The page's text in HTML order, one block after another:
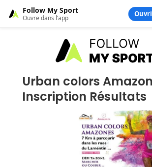
Urban colors
Inscription Résultats
Follow My Sport
Ouvre dans l’app